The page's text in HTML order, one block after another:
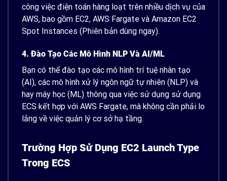
công việc điện toán hàng loạt trên nhiều dịch vụ của
AWS, bao gồm EC2, AWS Fargate và Amazon EC2
Spot Instances (Phiên bản dùng ngay).
4. Đào Tạo Các Mô Hình NLP Và AI/ML
Bạn có thể đào tạo các mô hình trí tuệ nhân tạo
(AI), các mô hình xử lý ngôn ngữ tự nhiên (NLP) và
hay máy học (ML) thông qua việc sử dụng sử dụng
ECS kết hợp với AWS Fargate, mà không cần phải lo
lắng về việc quản lý cơ sở hạ tầng.
Trường Hợp Sử Dụng EC2 Launch Type
Trong ECS